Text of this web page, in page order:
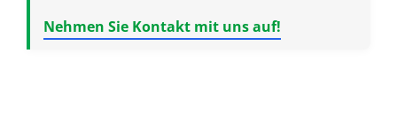
Nehmen Sie Kontakt mit uns auf!